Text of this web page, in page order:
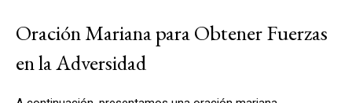
Oración Mariana para Obtener Fuerzas
en la Adversidad